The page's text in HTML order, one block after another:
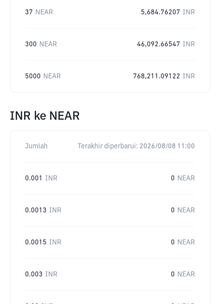
37 NEAR 5,684.76207 INR
300 NEAR 46,092.66547 INR
5000 NEAR 768,211.09122 INR
INR ke NEAR
Jumlah Terakhir diperbarui: 2026/08/08 11:00
0.001 INR 0 NEAR
0.0013 INR 0 NEAR
0.0015 INR 0 NEAR
0.003 INR 0 NEAR